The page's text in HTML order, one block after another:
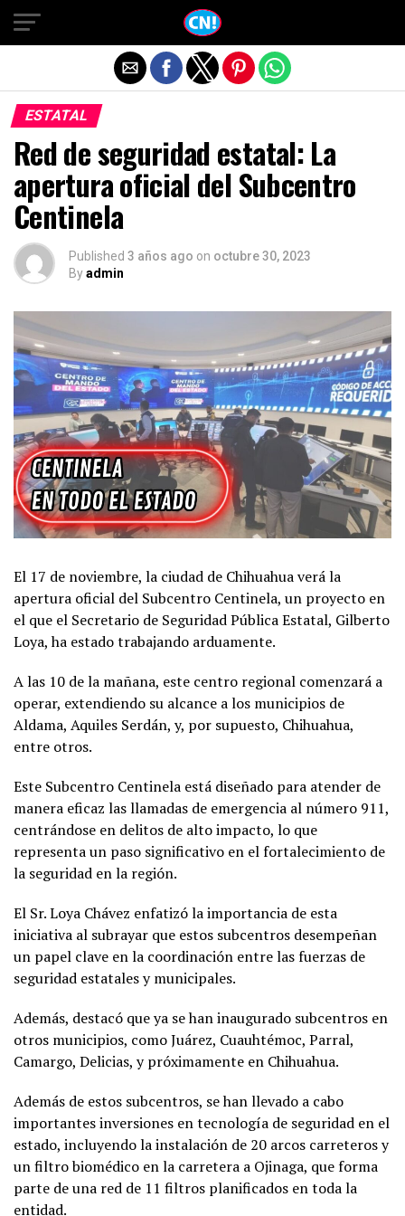
ESTATAL
Red de seguridad estatal: La
apertura oficial del Subcentro
Centinela
Published 3 años ago on octubre 30, 2023
Byadmin
El 17 de noviembre, la ciudad de Chihuahua verá la
apertura oficial del Subcentro Centinela, un proyecto en
el que el Secretario de Seguridad Pública Estatal, Gilberto
Loya, ha estado trabajando arduamente.
A las 10 de la mañana, este centro regional comenzará a
operar, extendiendo su alcance a los municipios de
Aldama, Aquiles Serdán, y, por supuesto, Chihuahua,
entre otros.
Este Subcentro Centinela está diseñado para atender de
manera eficaz las llamadas de emergencia al número 911,
centrándose en delitos de alto impacto, lo que
representa un paso significativo en el fortalecimiento de
la seguridad en la región.
El Sr. Loya Chávez enfatizó la importancia de esta
iniciativa al subrayar que estos subcentros desempeñan
un papel clave en la coordinación entre las fuerzas de
seguridad estatales y municipales.
Además, destacó que ya se han inaugurado subcentros en
otros municipios, como Juárez, Cuauhtémoc, Parral,
Camargo, Delicias, y próximamente en Chihuahua.
Además de estos subcentros, se han llevado a cabo
importantes inversiones en tecnología de seguridad en el
estado, incluyendo la instalación de 20 arcos carreteros y
un filtro biomédico en la carretera a Ojinaga, que forma
parte de una red de 11 filtros planificados en toda la
entidad.
Salir de la versión móvil